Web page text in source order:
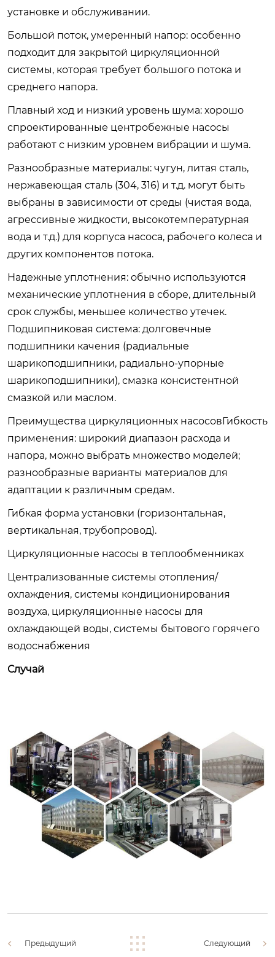
установке и обслуживании.
Большой поток, умеренный напор: особенно
подходит для закрытой циркуляционной
системы, которая требует большого потока и
среднего напора.
Плавный ход и низкий уровень шума: хорошо
спроектированные центробежные насосы
работают с низким уровнем вибрации и шума.
Разнообразные материалы: чугун, литая сталь,
нержавеющая сталь (304, 316) и т.д. могут быть
выбраны в зависимости от среды (чистая вода,
агрессивные жидкости, высокотемпературная
вода и т.д.) для корпуса насоса, рабочего колеса и
других компонентов потока.
Надежные уплотнения: обычно используются
механические уплотнения в сборе, длительный
срок службы, меньшее количество утечек.
Подшипниковая система: долговечные
подшипники качения (радиальные
шарикоподшипники, радиально-упорные
шарикоподшипники), смазка консистентной
смазкой или маслом.
Преимущества циркуляционных насосовГибкость
применения: широкий диапазон расхода и
напора, можно выбрать множество моделей;
разнообразные варианты материалов для
адаптации к различным средам.
Гибкая форма установки (горизонтальная,
вертикальная, трубопровод).
Циркуляционные насосы в теплообменниках
Централизованные системы отопления/
охлаждения, системы кондиционирования
воздуха, циркуляционные насосы для
охлаждающей воды, системы бытового горячего
водоснабжения
Случай
Предыдущий Следующий